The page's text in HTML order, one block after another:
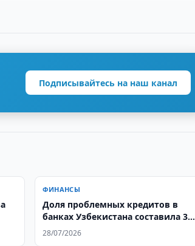
Подписывайтесь на наш канал
ФИНАНСЫ
Доля проблемных кредитов в
банках Узбекистана составила 3,6
%
28/07/2026